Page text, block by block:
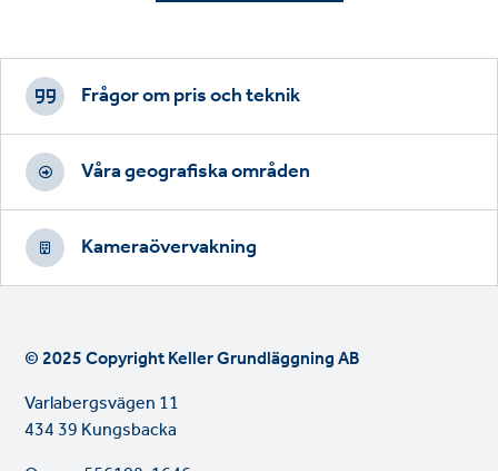
Footer
CTAs
Frågor om pris och teknik
Våra geografiska områden
Kameraövervakning
© 2025 Copyright Keller Grundläggning AB
Varlabergsvägen 11
434 39 Kungsbacka